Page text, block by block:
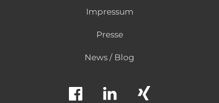
Impressum
Presse
News / Blog